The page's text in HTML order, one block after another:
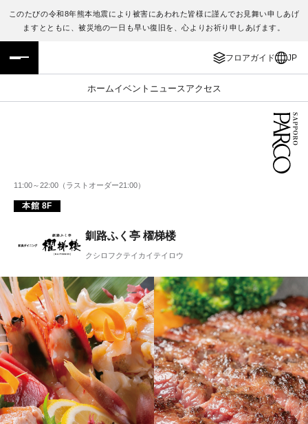
このたびの令和8年熊本地震により被害にあわれた皆様に謹んでお見舞い申しあげ
ますとともに、被災地の一日も早い復旧を、心よりお祈り申しあげます。
フロアガイド JP
ホームイベント ニュース アクセス
フロアガイド
施設案内・アクセス
TAX FREE
PARCOメンバーズ
JP
ENGLISH
繁体字
日本語
11:00～22:00（ラストオーダー21:00）
本館 8F
釧路ふく亭 櫂梯楼
クシロフクテイカイテイロウ